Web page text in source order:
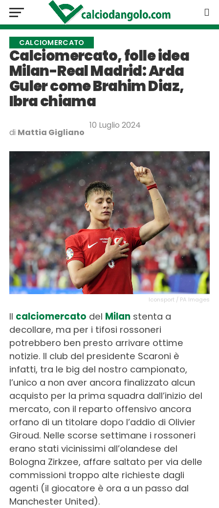
CALCIOMERCATO
Calciomercato, folle idea
Milan-Real Madrid: Arda
Guler come Brahim Diaz,
Ibra chiama
di Mattia Gigliano
10 Luglio 2024
Iconsport / PA Images
Il calciomercato del Milanstenta a
decollare, ma per i tifosi rossoneri
potrebbero ben presto arrivare ottime
notizie. Il club del presidente Scaroni è
infatti, tra le big del nostro campionato,
l’unico a non aver ancora finalizzato alcun
acquisto per la prima squadra dall’inizio del
mercato, con il reparto offensivo ancora
orfano di un titolare dopo l’addio di Olivier
Giroud. Nelle scorse settimane i rossoneri
erano stati vicinissimi all’olandese del
Bologna Zirkzee, affare saltato per via delle
commissioni troppo alte richieste dagli
agenti (il giocatore è ora a un passo dal
Manchester United).